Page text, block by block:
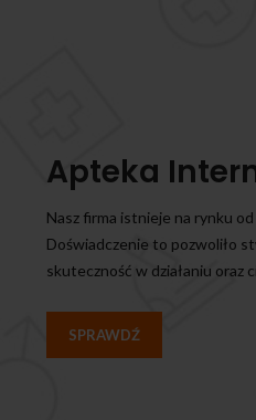
Apteka
Nasz firma istnieje na rynku
Doświadczenie to pozwoliło
skuteczność w działaniu oraz
SPRAWDŹ